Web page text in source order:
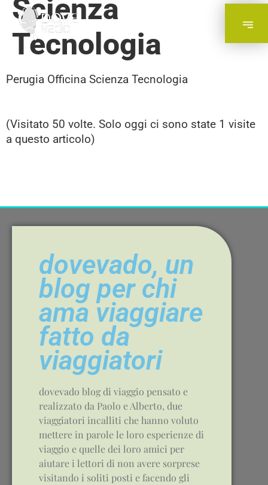
Scienza
Tecnologia
Perugia Officina Scienza Tecnologia
(Visitato 50 volte. Solo oggi ci sono state 1 visite
a questo articolo)
dovevado, un
blog per chi
ama viaggiare
fatto da
viaggiatori
dovevado blog di viaggio pensato e
realizzato da Paolo e Alberto, due
viaggiatori incalliti che hanno voluto
mettere in parole le loro esperienze di
viaggio e quelle dei loro amici per
aiutare i lettori di non avere sorprese
visitando i soliti posti e facendo gli